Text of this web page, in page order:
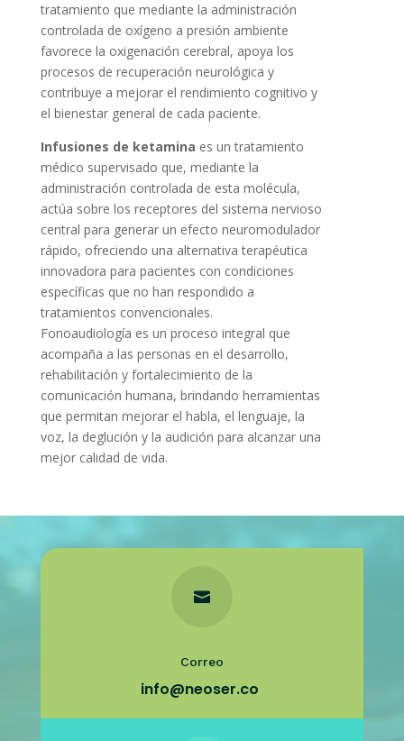
tratamiento que mediante la administración
controlada de oxígeno a presión ambiente
favorece la oxigenación cerebral, apoya los
procesos de recuperación neurológica y
contribuye a mejorar el rendimiento cognitivo y
el bienestar general de cada paciente.
Infusiones de ketamina es un tratamiento
médico supervisado que, mediante la
administración controlada de esta molécula,
actúa sobre los receptores del sistema nervioso
central para generar un efecto neuromodulador
rápido, ofreciendo una alternativa terapéutica
innovadora para pacientes con condiciones
específicas que no han respondido a
tratamientos convencionales.
Fonoaudiología es un proceso integral que
acompaña a las personas en el desarrollo,
rehabilitación y fortalecimiento de la
comunicación humana, brindando herramientas
que permitan mejorar el habla, el lenguaje, la
voz, la deglución y la audición para alcanzar una
mejor calidad de vida.

Correo
info@neoser.co